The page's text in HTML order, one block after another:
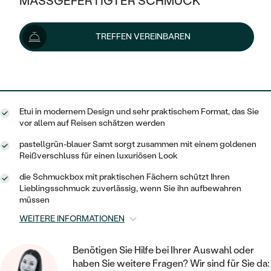
KLASSISCH
V-FORM
VINTAGE
AUSSERGEWÖHNLICHE
GEHÄMMERTE
VON HAND GRAVIERTE
MIT MEHREREN DIAMANTEN
HALO
VINTAGE
GESTALTE EINEN RING
DIAMANTEN ZUM EINFASSEN
AUSVERKAUF
WENN SCHMUCK HILFT
NACH TYP
OHRRINGE
RINGE
ANHÄNGER / KETTEN
ARMBÄNDER
HERRENSCHMUCK
PLATIN
OHRSTECKER
MINIMALISTISCHE
OHRHÄNGER
SOLITÄR
HERZ
GOLD
SILBER
NACH STYL
SOLITÄR
ZUR GEBURT EINES KINDES
PERSONALISIERT
MINIMALISTISCH
AUSVERKAUF
GOLD
SILBER
PLATIN
NACH STYL
MEMOIRE
MINIMALISTISCHE
TREFFEN VEREINBAREN
39 €
Lieferoptionen
Etui in modernem Design und sehr praktischem Format, das Sie
vor allem auf Reisen schätzen werden
pastellgrün-blauer Samt sorgt zusammen mit einem goldenen
Reißverschluss für einen luxuriösen Look
die Schmuckbox mit praktischen Fächern schützt Ihren
Lieblingsschmuck zuverlässig, wenn Sie ihn aufbewahren
müssen
WEITERE INFORMATIONEN
Benötigen Sie Hilfe bei Ihrer Auswahl oder
haben Sie weitere Fragen? Wir sind für Sie da: